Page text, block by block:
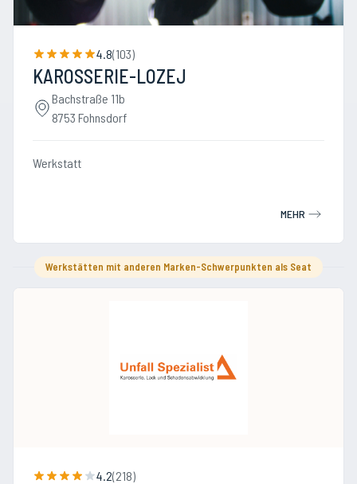
4.8(103)
KAROSSERIE-LOZEJ
Bachstraße 11b
8753 Fohnsdorf
Werkstatt
MEHR
Werkstätten mit anderen Marken-Schwerpunkten als Seat
4.2(218)